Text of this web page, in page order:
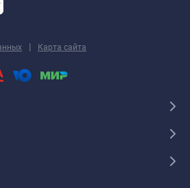
| Карта сайта